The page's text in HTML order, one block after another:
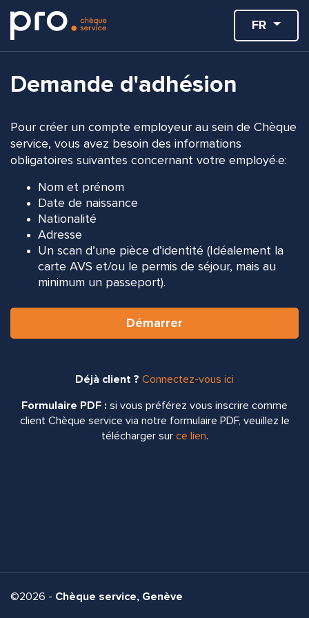
FR
Demande d'adhésion
Pour créer un compte employeur au sein de Chèque
service, vous avez besoin des informations
obligatoires suivantes concernant votre employé·e:
Nom et prénom
Date de naissance
Nationalité
Adresse
Un scan d’une pièce d’identité (Idéalement la
carte AVS et/ou le permis de séjour, mais au
minimum un passeport).
Démarrer
Déjà client ? Connectez-vous ici
Formulaire PDF : si vous préférez vous inscrire comme
client Chèque service via notre formulaire PDF, veuillez le
télécharger sur ce lien.
©2026 - Chèque service, Genève